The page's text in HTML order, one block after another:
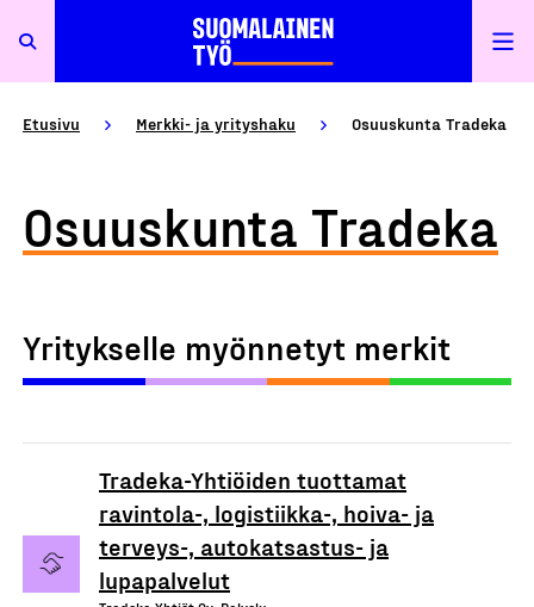
Etusivu Merkki- ja yrityshaku Osuuskunta Tradeka
Osuuskunta Tradeka
Yritykselle myönnetyt merkit
Tradeka-Yhtiöiden tuottamat
ravintola-, logistiikka-, hoiva- ja
terveys-, autokatsastus- ja
lupapalvelut